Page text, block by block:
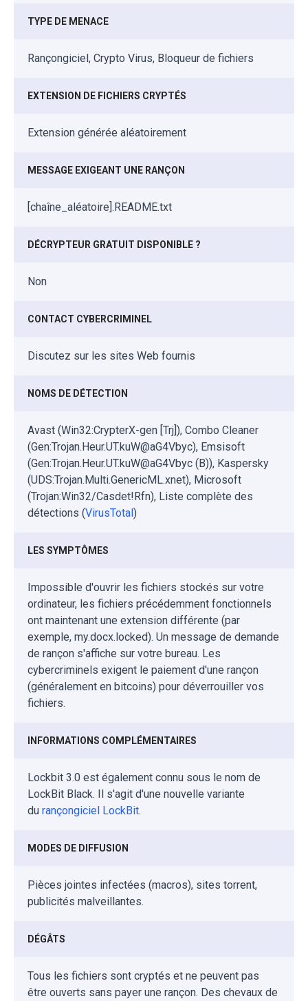
TYPE DE MENACE
Rançongiciel, Crypto Virus, Bloqueur de fichiers
EXTENSION DE FICHIERS CRYPTÉS
Extension générée aléatoirement
MESSAGE EXIGEANT UNE RANÇON
[chaîne_aléatoire].README.txt
DÉCRYPTEUR GRATUIT DISPONIBLE ?
Non
CONTACT CYBERCRIMINEL
Discutez sur les sites Web fournis
NOMS DE DÉTECTION
Avast (Win32:CrypterX-gen [Trj]), Combo Cleaner
(Gen:Trojan.Heur.UT.kuW@aG4Vbyc), Emsisoft
(Gen:Trojan.Heur.UT.kuW@aG4Vbyc (B)), Kaspersky
(UDS:Trojan.Multi.GenericML.xnet), Microsoft
(Trojan:Win32/Casdet!Rfn), Liste complète des
détections (VirusTotal)
LES SYMPTÔMES
Impossible d'ouvrir les fichiers stockés sur votre
ordinateur, les fichiers précédemment fonctionnels
ont maintenant une extension différente (par
exemple, my.docx.locked). Un message de demande
de rançon s'affiche sur votre bureau. Les
cybercriminels exigent le paiement d'une rançon
(généralement en bitcoins) pour déverrouiller vos
fichiers.
INFORMATIONS COMPLÉMENTAIRES
Lockbit 3.0 est également connu sous le nom de
LockBit Black. Il s'agit d'une nouvelle variante
du rançongiciel LockBit.
MODES DE DIFFUSION
Pièces jointes infectées (macros), sites torrent,
publicités malveillantes.
DÉGÂTS
Tous les fichiers sont cryptés et ne peuvent pas
être ouverts sans payer une rançon. Des chevaux de